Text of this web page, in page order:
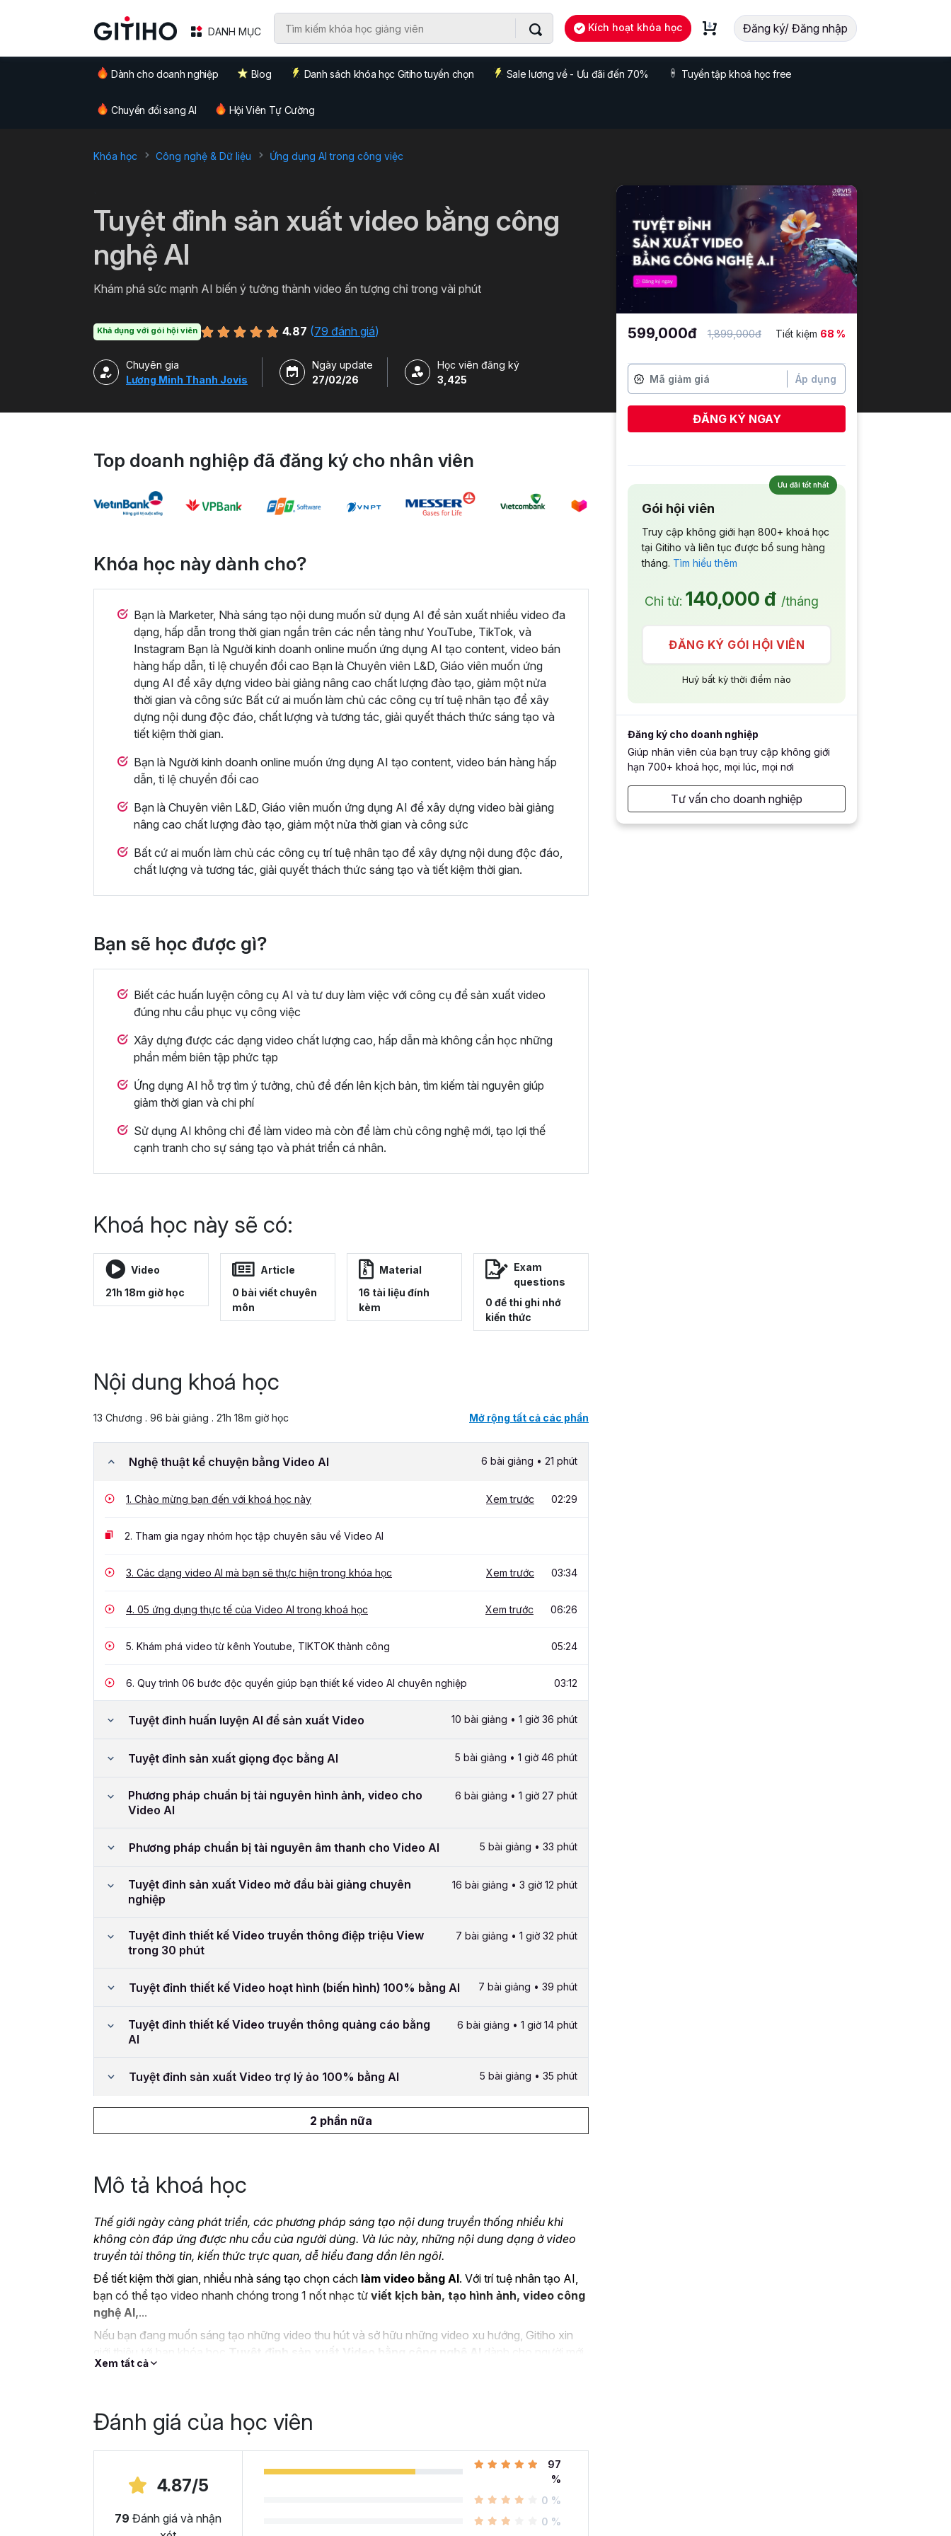
DANH MỤC Kích hoạt khóa học Đăng ký/ Đăng nhập
Dành cho doanh nghiệp Blog Danh sách khóa học Gitiho tuyển chọn Sale lương về - Ưu đãi đến 70% Tuyển tập khoá học free
Chuyển đổi sang AI Hội Viên Tự Cường
Khóa học Công nghệ & Dữ liệu Ứng dụng AI trong công việc
Tuyệt đỉnh sản xuất video bằng công
nghệ AI
Khám phá sức mạnh AI biến ý tưởng thành video ấn tượng chỉ trong vài phút
Khả dụng với gói hội viên 4.87 (79 đánh giá)
Chuyên gia
Lương Minh Thanh Jovis
Ngày update
27/02/26
Học viên đăng ký
3,425
Top doanh nghiệp đã đăng ký cho nhân viên
Khóa học này dành cho?
Bạn là Marketer, Nhà sáng tạo nội dung muốn sử dụng AI để sản xuất nhiều video đa
dạng, hấp dẫn trong thời gian ngắn trên các nền tảng như YouTube, TikTok, và
Instagram Bạn là Người kinh doanh online muốn ứng dụng AI tạo content, video bán
hàng hấp dẫn, tỉ lệ chuyển đổi cao Bạn là Chuyên viên L&D, Giáo viên muốn ứng
dụng AI để xây dựng video bài giảng nâng cao chất lượng đào tạo, giảm một nửa
thời gian và công sức Bất cứ ai muốn làm chủ các công cụ trí tuệ nhân tạo để xây
dựng nội dung độc đáo, chất lượng và tương tác, giải quyết thách thức sáng tạo và
tiết kiệm thời gian.
Bạn là Người kinh doanh online muốn ứng dụng AI tạo content, video bán hàng hấp
dẫn, tỉ lệ chuyển đổi cao
Bạn là Chuyên viên L&D, Giáo viên muốn ứng dụng AI để xây dựng video bài giảng
nâng cao chất lượng đào tạo, giảm một nửa thời gian và công sức
Bất cứ ai muốn làm chủ các công cụ trí tuệ nhân tạo để xây dựng nội dung độc đáo,
chất lượng và tương tác, giải quyết thách thức sáng tạo và tiết kiệm thời gian.
Bạn sẽ học được gì?
Biết các huấn luyện công cụ AI và tư duy làm việc với công cụ để sản xuất video
đúng nhu cầu phục vụ công việc
Xây dựng được các dạng video chất lượng cao, hấp dẫn mà không cần học những
phần mềm biên tập phức tạp
Ứng dụng AI hỗ trợ tìm ý tưởng, chủ đề đến lên kịch bản, tìm kiếm tài nguyên giúp
giảm thời gian và chi phí
Sử dụng AI không chỉ để làm video mà còn để làm chủ công nghệ mới, tạo lợi thế
cạnh tranh cho sự sáng tạo và phát triển cá nhân.
Khoá học này sẽ có:
Video
21h 18m giờ học
Article
0 bài viết chuyên
môn
Material
16 tài liệu đính
kèm
Exam
questions
0 đề thi ghi nhớ
kiến thức
Nội dung khoá học
13 Chương . 96 bài giảng . 21h 18m giờ học Mở rộng tất cả các phần
Nghệ thuật kể chuyện bằng Video AI 6 bài giảng • 21 phút
1. Chào mừng bạn đến với khoá học này Xem trước 02:29
2. Tham gia ngay nhóm học tập chuyên sâu về Video AI
3. Các dạng video AI mà bạn sẽ thực hiện trong khóa học Xem trước 03:34
4. 05 ứng dụng thực tế của Video AI trong khoá học Xem trước 06:26
5. Khám phá video từ kênh Youtube, TIKTOK thành công 05:24
6. Quy trình 06 bước độc quyền giúp bạn thiết kế video AI chuyên nghiệp 03:12
Tuyệt đỉnh huấn luyện AI để sản xuất Video 10 bài giảng • 1 giờ 36 phút
Tuyệt đỉnh sản xuất giọng đọc bằng AI 5 bài giảng • 1 giờ 46 phút
Phương pháp chuẩn bị tài nguyên hình ảnh, video cho
Video AI
6 bài giảng • 1 giờ 27 phút
Phương pháp chuẩn bị tài nguyên âm thanh cho Video AI 5 bài giảng • 33 phút
Tuyệt đỉnh sản xuất Video mở đầu bài giảng chuyên
nghiệp
16 bài giảng • 3 giờ 12 phút
Tuyệt đỉnh thiết kế Video truyền thông điệp triệu View
trong 30 phút
7 bài giảng • 1 giờ 32 phút
Tuyệt đỉnh thiết kế Video hoạt hình (biến hình) 100% bằng AI 7 bài giảng • 39 phút
Tuyệt đỉnh thiết kế Video truyền thông quảng cáo bằng
AI
6 bài giảng • 1 giờ 14 phút
Tuyệt đỉnh sản xuất Video trợ lý ảo 100% bằng AI 5 bài giảng • 35 phút
2 phần nữa
Mô tả khoá học
Thế giới ngày càng phát triển, các phương pháp sáng tạo nội dung truyền thống nhiều khi
không còn đáp ứng được nhu cầu của người dùng. Và lúc này, những nội dung dạng ở video
truyền tải thông tin, kiến thức trực quan, dễ hiểu đang dần lên ngôi.
Để tiết kiệm thời gian, nhiều nhà sáng tạo chọn cách làm video bằng AI. Với trí tuệ nhân tạo AI,
bạn có thể tạo video nhanh chóng trong 1 nốt nhạc từ viết kịch bản, tạo hình ảnh, video công
nghệ AI,...
Nếu bạn đang muốn sáng tạo những video thu hút và sở hữu những video xu hướng, Gitiho xin
giới thiệu tới bạn khóa học Tuyệt đỉnh sản xuất Video bằng công nghệ AI dành cho người mới
bắt đầu.
Xem tất cả
Đánh giá của học viên
4.87/5
79 Đánh giá và nhận
97
%
0 %
0 %
599,000đ 1,899,000đ Tiết kiệm 68 %
Áp dụng
ĐĂNG KÝ NGAY
Ưu đãi tốt nhất
Gói hội viên
Truy cập không giới hạn 800+ khoá học
tại Gitiho và liên tục được bổ sung hàng
tháng. Tìm hiểu thêm
Chỉ từ: 140,000 đ /tháng
ĐĂNG KÝ GÓI HỘI VIÊN
Huỷ bất kỳ thời điểm nào
Đăng ký cho doanh nghiệp
Giúp nhân viên của bạn truy cập không giới
hạn 700+ khoá học, mọi lúc, mọi nơi
Tư vấn cho doanh nghiệp